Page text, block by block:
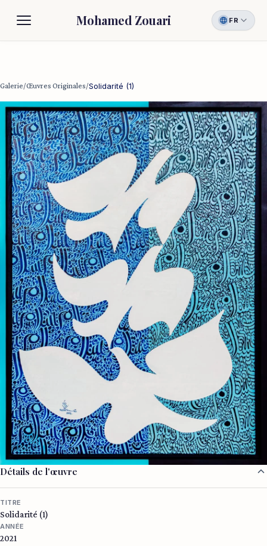
Mohamed Zouari
Biographie
Contact
FR
Galerie/Œuvres Originales/Solidarité (1)
Détails de l'œuvre
TITRE
Solidarité (1)
ANNÉE
2021